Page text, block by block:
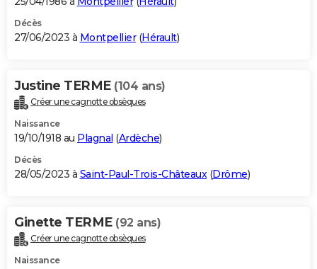
Décès
27/06/2023 à Montpellier(Hérault)
Justine TERME (104 ans)
Créer une cagnotte obsèques
Naissance
19/10/1918 au Plagnal (Ardèche)
Décès
28/05/2023 à Saint-Paul-Trois-Châteaux(Drôme)
Ginette TERME (92 ans)
Créer une cagnotte obsèques
Naissance